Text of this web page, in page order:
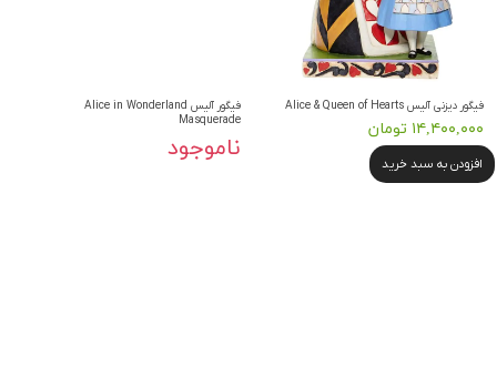
فیگور دیزنی آلیس Alice & Queen of Hearts
۱۴,۴۰۰,۰۰۰ تومان
افزودن به سبد خرید
فیگور آلیس Alice in Wonderland
Masquerade
ناموجود